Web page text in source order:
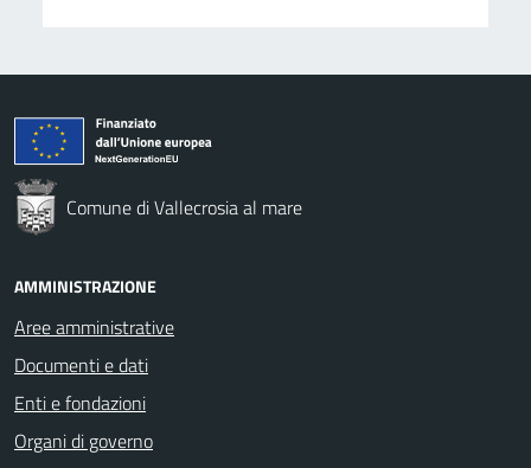
Comune di Vallecrosia al mare
AMMINISTRAZIONE
Aree amministrative
Documenti e dati
Enti e fondazioni
Organi di governo